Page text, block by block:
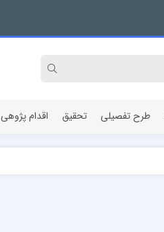
طرح تفصیلی تحقیق اقدام پژوهی